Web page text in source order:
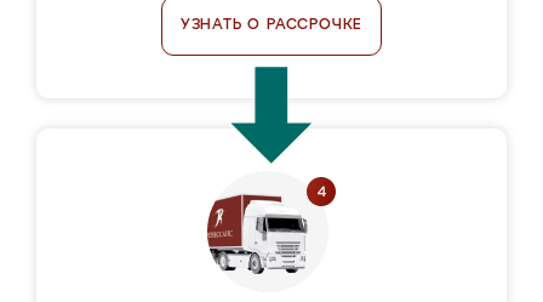
УЗНАТЬ О РАССРОЧКЕ